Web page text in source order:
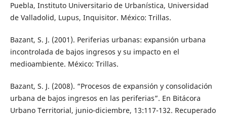
Puebla, Instituto Universitario de Urbanística, Universidad
de Valladolid, Lupus, Inquisitor. México: Trillas.
Bazant, S. J. (2001). Periferias urbanas: expansión urbana
incontrolada de bajos ingresos y su impacto en el
medioambiente. México: Trillas.
Bazant, S. J. (2008). “Procesos de expansión y consolidación
urbana de bajos ingresos en las periferias”. En Bitácora
Urbano Territorial, junio-diciembre, 13:117-132. Recuperado